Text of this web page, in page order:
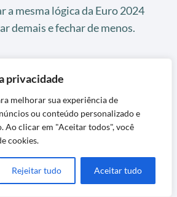
privacidade
melhorar sua experiência de
ou conteúdo personalizado e
Ao clicar em "Aceitar todos", você
cookies.
Rejeitar tudo Aceitar tudo
a mesma lógica da Euro 2024
demais e fechar de menos.
as da Euro 2024
com
mais e pode ser divertida por